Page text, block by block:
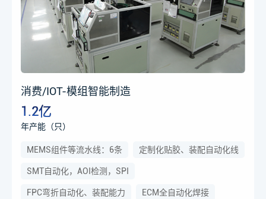
消费/IOT-模组智能制造
1.2亿
年产能（只）
MEMS组件等流水线：6条 定制化贴胶、装配自动化线
SMT自动化，AOI检测，SPI
FPC弯折自动化、装配能力 ECM全自动化焊接